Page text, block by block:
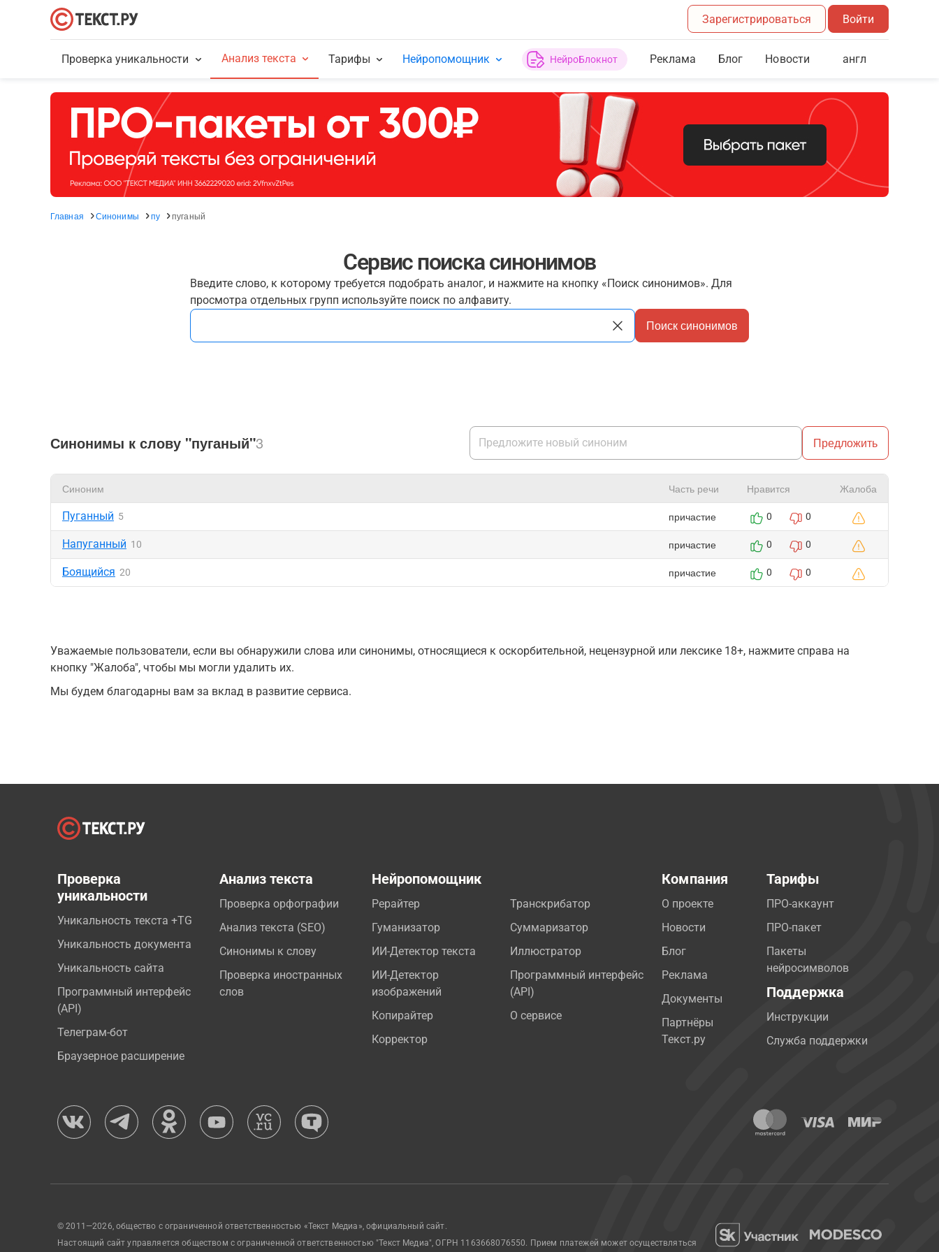
Зарегистрироваться Войти
Проверка уникальности Анализ текста Тарифы Нейропомощник НейроБлокнот Реклама Блог Новости англ
Главная Синонимы пу пуганый
Сервис поиска синонимов
Введите слово, к которому требуется подобрать аналог, и нажмите на кнопку «Поиск синонимов». Для
просмотра отдельных групп используйте поиск по алфавиту.
Поиск синонимов
Синонимы к слову "пуганый"3 Предложить
Синоним Часть речи Нравится Жалоба
Пуганный 5 причастие 0 0
Напуганный 10 причастие 0 0
Боящийся 20 причастие 0 0
Уважаемые пользователи, если вы обнаружили слова или синонимы, относящиеся к оскорбительной, нецензурной или лексике 18+, нажмите справа на
кнопку "Жалоба", чтобы мы могли удалить их.
Мы будем благодарны вам за вклад в развитие сервиса.
Проверка
уникальности
Уникальность текста +TG
Уникальность документа
Уникальность сайта
Программный интерфейс
(API)
Телеграм-бот
Браузерное расширение
Анализ текста
Проверка орфографии
Анализ текста (SEO)
Синонимы к слову
Проверка иностранных
слов
Нейропомощник
Рерайтер
Гуманизатор
ИИ-Детектор текста
ИИ-Детектор
изображений
Копирайтер
Корректор
Транскрибатор
Суммаризатор
Иллюстратор
Программный интерфейс
(API)
О сервисе
Компания
О проекте
Новости
Блог
Реклама
Документы
Партнёры
Текст.ру
Тарифы
ПРО-аккаунт
ПРО-пакет
Пакеты
нейросимволов
Поддержка
Инструкции
Служба поддержки
© 2011—2026, общество с ограниченной ответственностью «Текст Медиа», официальный сайт.
Настоящий сайт управляется обществом с ограниченной ответственностью "Текст Медиа", ОГРН 1163668076550. Прием платежей может осуществляться